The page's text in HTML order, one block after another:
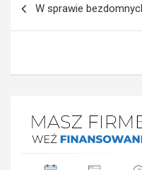
wpisu
W sprawie